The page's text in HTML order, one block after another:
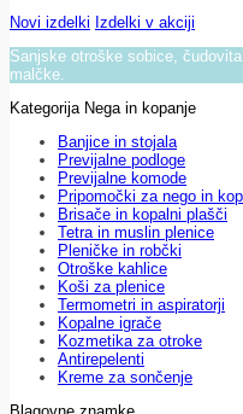
Novi izdelki Izdelki v akciji
Sanjske otroške sobice,
malčke.
Kategorija Nega in kopanje
Banjice in stojala
Previjalne podloge
Previjalne komode
Pripomočki za nego in
Brisače in kopalni plašči
Tetra in muslin plenice
Pleničke in robčki
Otroške kahlice
Koši za plenice
Termometri in aspiratorji
Kopalne igrače
Kozmetika za otroke
Antirepelenti
Kreme za sončenje